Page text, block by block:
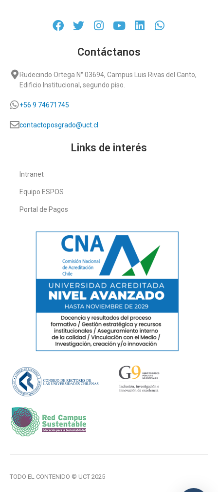
Contáctanos
Rudecindo Ortega N° 03694, Campus Luis Rivas del Canto,
Edificio Institucional, segundo piso.
+56 9 74671745
contactoposgrado@uct.cl
Links de interés
Intranet
Equipo ESPOS
Portal de Pagos
TODO EL CONTENIDO © UCT 2025